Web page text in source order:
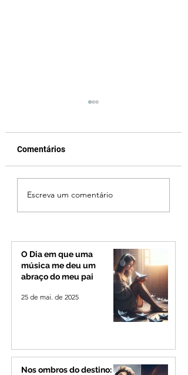
Ciclone bomba no Sul
de vento e calor
Alto Paranaíba
Comentários
Escreva um comentário
O Dia em que uma
música me deu um
abraço do meu pai
25 de mai. de 2025
Nos ombros do destino: